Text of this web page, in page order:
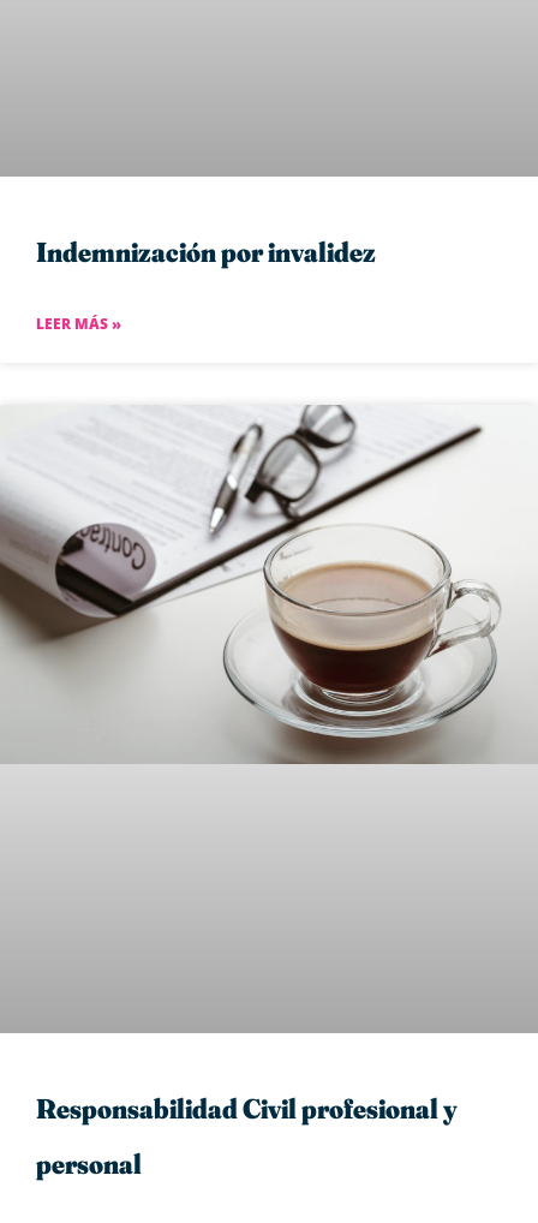
Indemnización por invalidez
LEER MÁS »
Responsabilidad Civil profesional y
personal